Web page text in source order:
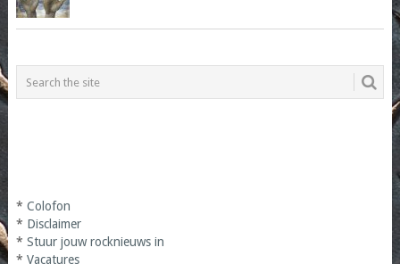
* Colofon
* Disclaimer
* Stuur jouw rocknieuws in
* Vacatures